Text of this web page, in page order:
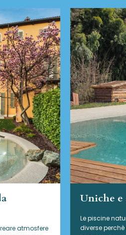
atmosfere
Uniche
Le piscine
diverse